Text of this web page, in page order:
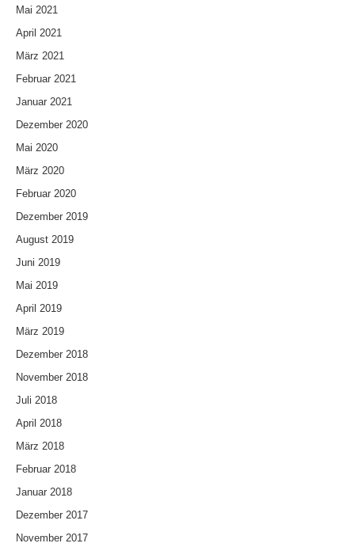
Mai 2021
April 2021
März 2021
Februar 2021
Januar 2021
Dezember 2020
Mai 2020
März 2020
Februar 2020
Dezember 2019
August 2019
Juni 2019
Mai 2019
April 2019
März 2019
Dezember 2018
November 2018
Juli 2018
April 2018
März 2018
Februar 2018
Januar 2018
Dezember 2017
November 2017